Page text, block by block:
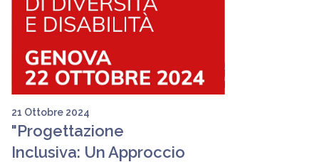
21 Ottobre 2024
"Progettazione
Inclusiva: Un Approccio